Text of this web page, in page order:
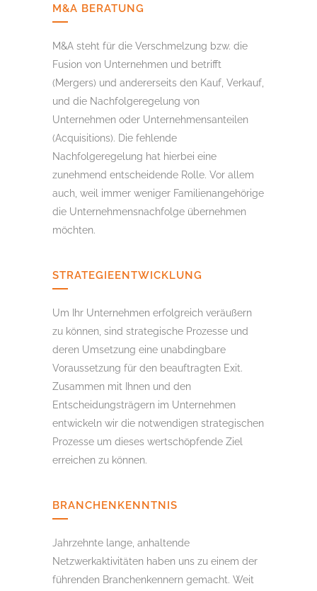
M&A BERATUNG
M&A steht für die Verschmelzung bzw. die
Fusion von Unternehmen und betrifft
(Mergers) und andererseits den Kauf, Verkauf,
und die Nachfolgeregelung von
Unternehmen oder Unternehmensanteilen
(Acquisitions). Die fehlende
Nachfolgeregelung hat hierbei eine
zunehmend entscheidende Rolle. Vor allem
auch, weil immer weniger Familienangehörige
die Unternehmensnachfolge übernehmen
möchten.
STRATEGIEENTWICKLUNG
Um Ihr Unternehmen erfolgreich veräußern
zu können, sind strategische Prozesse und
deren Umsetzung eine unabdingbare
Voraussetzung für den beauftragten Exit.
Zusammen mit Ihnen und den
Entscheidungs­trägern im Unternehmen
entwickeln wir die notwendigen strategischen
Prozesse um dieses wertschöpfende Ziel
erreichen zu können.
BRANCHENKENNTNIS
Jahrzehnte lange, anhaltende
Netzwerkaktivitäten haben uns zu einem der
führenden Branchenkennern gemacht. Weit